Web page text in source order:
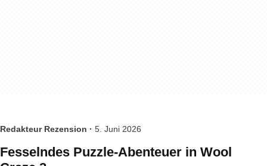
Redakteur Rezension · 5. Juni 2026
Fesselndes Puzzle-Abenteuer in Wool